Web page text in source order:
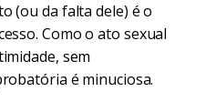
(ou da falta dele) é o
Como o ato sexual
sem
é minuciosa.